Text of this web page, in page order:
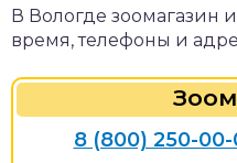
В Вологде зоомагазин
время, телефоны и
8 (800) 250-